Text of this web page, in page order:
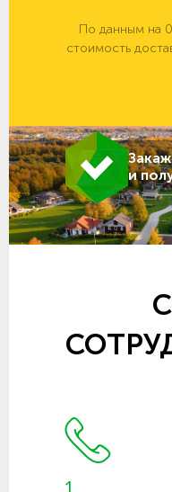
По данным на
стоимость
и